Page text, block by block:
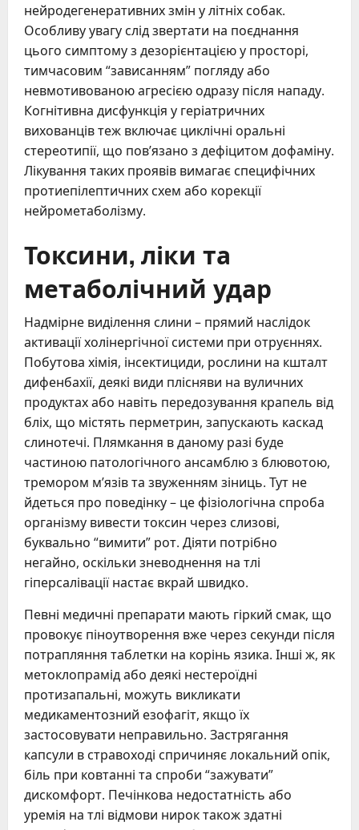
нейродегенеративних змін у літніх собак.
Особливу увагу слід звертати на поєднання
цього симптому з дезорієнтацією у просторі,
тимчасовим “зависанням” погляду або
невмотивованою агресією одразу після нападу.
Когнітивна дисфункція у геріатричних
вихованців теж включає циклічні оральні
стереотипії, що пов’язано з дефіцитом дофаміну.
Лікування таких проявів вимагає специфічних
протиепілептичних схем або корекції
нейрометаболізму.
Токсини, ліки та
метаболічний удар
Надмірне виділення слини – прямий наслідок
активації холінергічної системи при отруєннях.
Побутова хімія, інсектициди, рослини на кшталт
дифенбахії, деякі види плісняви на вуличних
продуктах або навіть передозування крапель від
бліх, що містять перметрин, запускають каскад
слинотечі. Плямкання в даному разі буде
частиною патологічного ансамблю з блювотою,
тремором м’язів та звуженням зіниць. Тут не
йдеться про поведінку – це фізіологічна спроба
організму вивести токсин через слизові,
буквально “вимити” рот. Діяти потрібно
негайно, оскільки зневоднення на тлі
гіперсалівації настає вкрай швидко.
Певні медичні препарати мають гіркий смак, що
провокує піноутворення вже через секунди після
потрапляння таблетки на корінь язика. Інші ж, як
метоклопрамід або деякі нестероїдні
протизапальні, можуть викликати
медикаментозний езофагіт, якщо їх
застосовувати неправильно. Застрягання
капсули в стравоході спричиняє локальний опік,
біль при ковтанні та спроби “зажувати”
дискомфорт. Печінкова недостатність або
уремія на тлі відмови нирок також здатні